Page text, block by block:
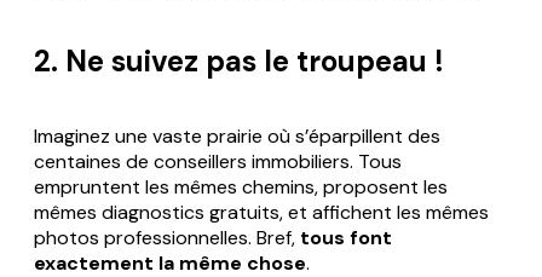
2. Ne suivez pas le troupeau !
Imaginez une vaste prairie où s’éparpillent des
centaines de conseillers immobiliers. Tous
empruntent les mêmes chemins, proposent les
mêmes diagnostics gratuits, et affichent les mêmes
photos professionnelles. Bref, tous font
exactement la même chose.